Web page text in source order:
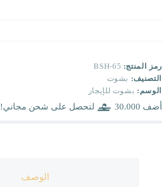
رمز المنتج: BSH-65
التصنيف: بشوت
الوسم: بشوت للإيجار
أضف 30.000 لتحصل على شحن مجاني!
الوصف